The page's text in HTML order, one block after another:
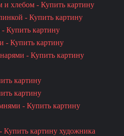
хлебом - Купить картину
- Купить картину
Купить картину
Купить картину
- Купить картину
картину
картину
- Купить картину
Купить картину художника